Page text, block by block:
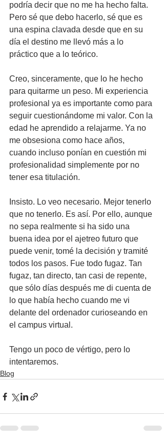
podría decir que no me ha hecho falta.
Pero sé que debo hacerlo, sé que es
una espina clavada desde que en su
día el destino me llevó más a lo
práctico que a lo teórico.
Creo, sinceramente, que lo he hecho
para quitarme un peso. Mi experiencia
profesional ya es importante como para
seguir cuestionándome mi valor. Con la
edad he aprendido a relajarme. Ya no
me obsesiona como hace años,
cuando incluso ponían en cuestión mi
profesionalidad simplemente por no
tener esa titulación.
Insisto. Lo veo necesario. Mejor tenerlo
que no tenerlo. Es así. Por ello, aunque
no sepa realmente si ha sido una
buena idea por el ajetreo futuro que
puede venir, tomé la decisión y tramité
todos los pasos. Fue todo fugaz. Tan
fugaz, tan directo, tan casi de repente,
que sólo días después me di cuenta de
lo que había hecho cuando me vi
delante del ordenador curioseando en
el campus virtual.
Tengo un poco de vértigo, pero lo
intentaremos.
Blog